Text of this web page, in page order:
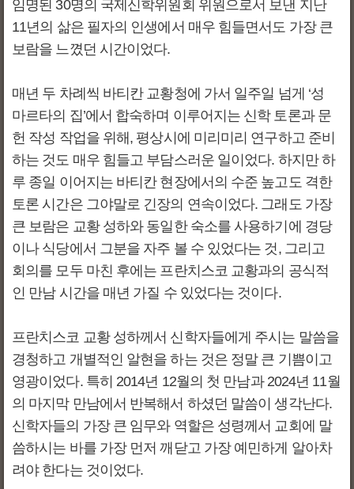
임명된 30명의 국제신학위원회 위원으로서 보낸 지난
11년의 삶은 필자의 인생에서 매우 힘들면서도 가장 큰
보람을 느꼈던 시간이었다.
매년 두 차례씩 바티칸 교황청에 가서 일주일 넘게 ‘성
마르타의 집’에서 합숙하며 이루어지는 신학 토론과 문
헌 작성 작업을 위해, 평상시에 미리미리 연구하고 준비
하는 것도 매우 힘들고 부담스러운 일이었다. 하지만 하
루 종일 이어지는 바티칸 현장에서의 수준 높고도 격한
토론 시간은 그야말로 긴장의 연속이었다. 그래도 가장
큰 보람은 교황 성하와 동일한 숙소를 사용하기에 경당
이나 식당에서 그분을 자주 볼 수 있었다는 것, 그리고
회의를 모두 마친 후에는 프란치스코 교황과의 공식적
인 만남 시간을 매년 가질 수 있었다는 것이다.
프란치스코 교황 성하께서 신학자들에게 주시는 말씀을
경청하고 개별적인 알현을 하는 것은 정말 큰 기쁨이고
영광이었다. 특히 2014년 12월의 첫 만남과 2024년 11월
의 마지막 만남에서 반복해서 하셨던 말씀이 생각난다.
신학자들의 가장 큰 임무와 역할은 성령께서 교회에 말
씀하시는 바를 가장 먼저 깨닫고 가장 예민하게 알아차
려야 한다는 것이었다.